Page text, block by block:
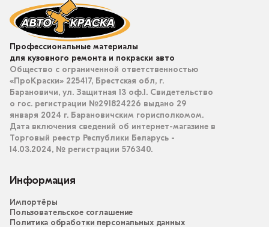
Профессиональные материалы
для кузовного ремонта и покраски авто
Общество с ограниченной ответственностью
«ПроКраски» 225417, Брестская обл, г.
Барановичи, ул. Защитная 13 оф.1. Свидетельство
о гос. регистрации №291824226 выдано 29
января 2024 г. Барановичским горисполкомом.
Дата включения сведений об интернет-магазине в
Торговый реестр Республики Беларусь -
14.03.2024, № регистрации 576340.
Информация
Импортёры
Пользовательское соглашение
Политика обработки персональных данных